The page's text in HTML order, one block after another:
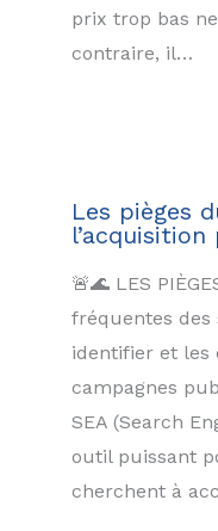
prix trop bas
contraire, il…
Les pièges
l’acquisition
🚨🌊 LES
fréquentes
identifier et les
campagnes
SEA (Search
outil puissant
cherchent à